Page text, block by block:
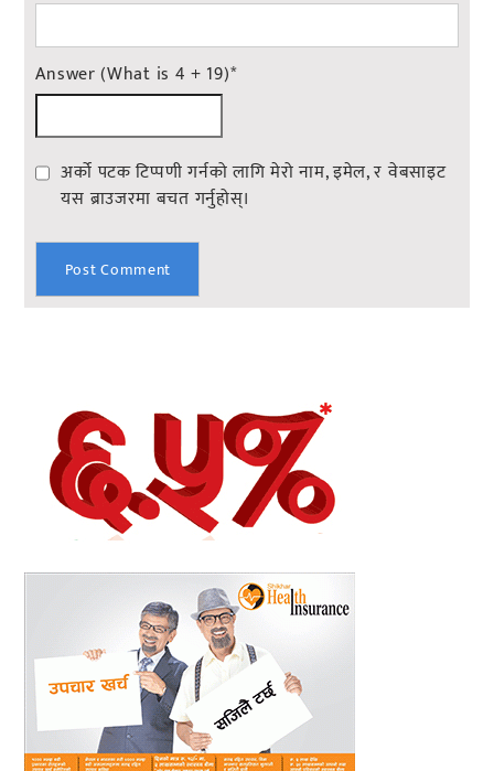
Answer (What is 4 + 19)*
अर्को पटक टिप्पणी गर्नको लागि मेरो नाम, इमेल, र वेबसाइट
यस ब्राउजरमा बचत गर्नुहोस्।